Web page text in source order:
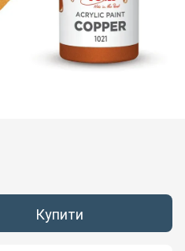
Купити